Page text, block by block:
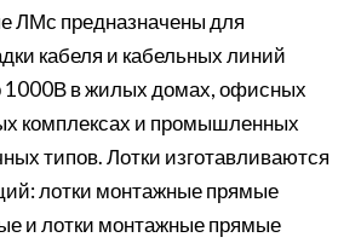
ЛМс предназначены для
кабеля и кабельных линий
1000В в жилых домах, офисных
комплексах и промышленных
типов. Лотки изготавливаются
лотки монтажные прямые
и лотки монтажные прямые